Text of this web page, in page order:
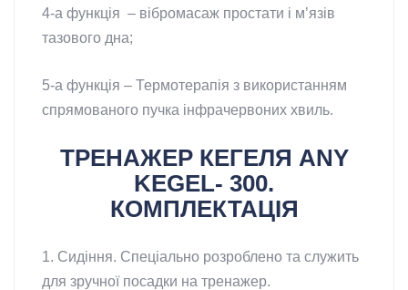
4-а функція – вібромасаж простати і м’язів
тазового дна;
5-а функція – Термотерапія з використанням
спрямованого пучка інфрачервоних хвиль.
ТРЕНАЖЕР КЕГЕЛЯ ANY
KEGEL- 300.
КОМПЛЕКТАЦІЯ
1. Сидіння. Спеціально розроблено та служить
для зручної посадки на тренажер.